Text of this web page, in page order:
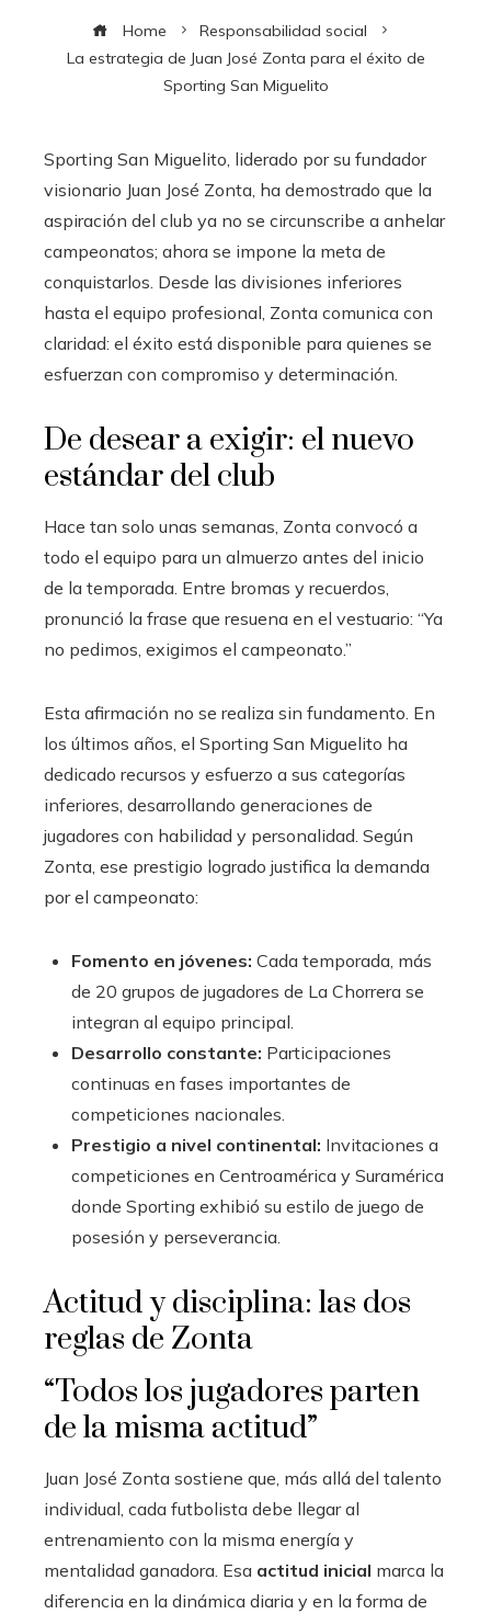
Home
Responsabilidad social
La estrategia de Juan José Zonta para el éxito de
Sporting San Miguelito
Sporting San Miguelito, liderado por su fundador
visionario Juan José Zonta, ha demostrado que la
aspiración del club ya no se circunscribe a anhelar
campeonatos; ahora se impone la meta de
conquistarlos. Desde las divisiones inferiores
hasta el equipo profesional, Zonta comunica con
claridad: el éxito está disponible para quienes se
esfuerzan con compromiso y determinación.
De desear a exigir: el nuevo
estándar del club
Hace tan solo unas semanas, Zonta convocó a
todo el equipo para un almuerzo antes del inicio
de la temporada. Entre bromas y recuerdos,
pronunció la frase que resuena en el vestuario: “Ya
no pedimos, exigimos el campeonato.”
Esta afirmación no se realiza sin fundamento. En
los últimos años, el Sporting San Miguelito ha
dedicado recursos y esfuerzo a sus categorías
inferiores, desarrollando generaciones de
jugadores con habilidad y personalidad. Según
Zonta, ese prestigio logrado justifica la demanda
por el campeonato:
Fomento en jóvenes: Cada temporada, más
de 20 grupos de jugadores de La Chorrera se
integran al equipo principal.
Desarrollo constante: Participaciones
continuas en fases importantes de
competiciones nacionales.
Prestigio a nivel continental: Invitaciones a
competiciones en Centroamérica y Suramérica
donde Sporting exhibió su estilo de juego de
posesión y perseverancia.
Actitud y disciplina: las dos
reglas de Zonta
“Todos los jugadores parten
de la misma actitud”
Juan José Zonta sostiene que, más allá del talento
individual, cada futbolista debe llegar al
entrenamiento con la misma energía y
mentalidad ganadora. Esa actitud inicial marca la
diferencia en la dinámica diaria y en la forma de